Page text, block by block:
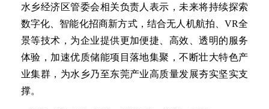
水乡经济区管委会相关负责人表示，未来将持续探索
数字化、智能化招商新方式，结合无人机航拍、VR全
景等技术，为企业提供更加便捷、高效、透明的服务
体验，加速优质储能项目落地集聚，不断壮大特色产
业集群，为水乡乃至东莞产业高质量发展夯实坚实支
撑。